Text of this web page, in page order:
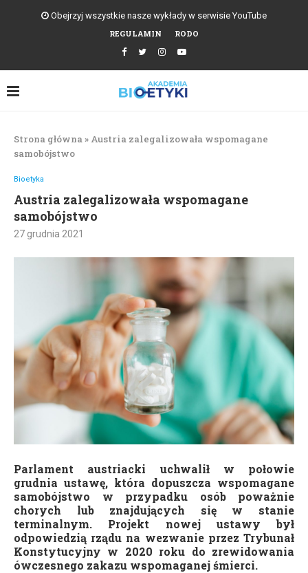
Obejrzyj wszystkie nasze wykłady w serwisie YouTube
REGULAMIN
RODO
Strona główna » Austria zalegalizowała wspomagane
samobójstwo
Bioetyka
Austria zalegalizowała wspomagane
samobójstwo
27 grudnia 2021
Parlament austriacki uchwalił w połowie
grudnia ustawę, która dopuszcza wspomagane
samobójstwo w przypadku osób poważnie
chorych lub znajdujących się w stanie
terminalnym. Projekt nowej ustawy był
odpowiedzią rządu na wezwanie przez Trybunał
Konstytucyjny w 2020 roku do zrewidowania
ówczesnego zakazu wspomaganej śmierci.